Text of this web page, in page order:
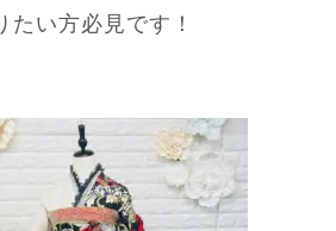
たい方必見です！